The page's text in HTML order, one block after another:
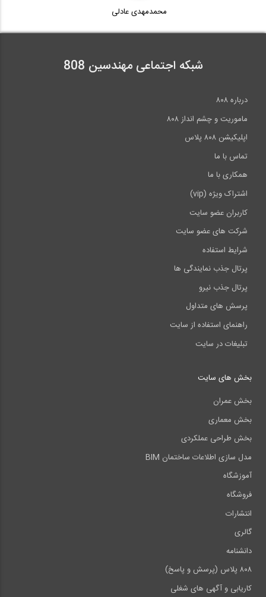
محمدمهدی عادلی
شبکه اجتماعی مهندسین 808
درباره ۸۰۸
ماموریت و چشم انداز ۸۰۸
اپلیکیشن ۸۰۸ پلاس
تماس با ما
همکاری با ما
اشتراک ویژه (vip)
کاربران عضو سایت
شرکت های عضو سایت
شرایط استفاده
پرتال جذب نمایندگی ها
پرتال جذب نیرو
پرسش های متداول
راهنمای استفاده از سایت
تبلیغات در سایت
بخش های سایت
بخش عمران
بخش معماری
بخش طراحی عملکردی
مدل سازی اطلاعات ساختمان BIM
آموزشگاه
فروشگاه
انتشارات
گالری
دانشنامه
۸۰۸ پلاس (پرسش و پاسخ)
کاریابی و آگهی های شغلی